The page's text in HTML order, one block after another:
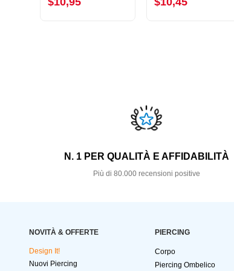
N. 1 PER QUALITÀ E AFFIDABILITÀ
Più di 80.000 recensioni positive
NOVITÀ & OFFERTE
Design It!
Nuovi Piercing
PIERCING
Corpo
Piercing Ombelico